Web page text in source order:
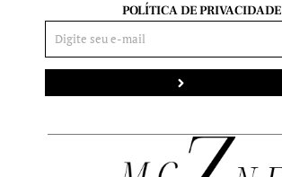
POLÍTICA DE PRIVACIDADE